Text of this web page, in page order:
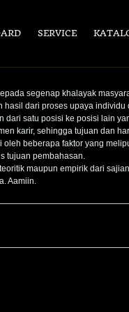
SERVICE
segenap khalayak
dari proses upaya
satu posisi ke posisi lain
karir, sehingga tujuan dan
beberapa faktor yang
tujuan pembahasan.
maupun empirik dari
Aamiin.